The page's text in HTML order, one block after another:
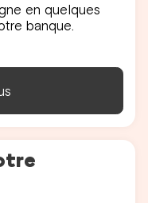
en quelques
banque.